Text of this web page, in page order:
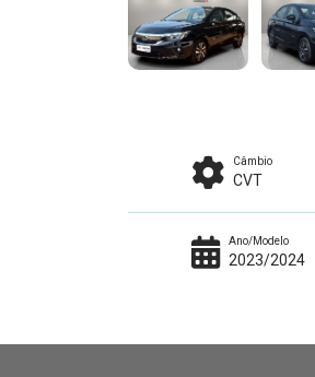
Câmbio
CVT
Ano/Modelo
2023/2024